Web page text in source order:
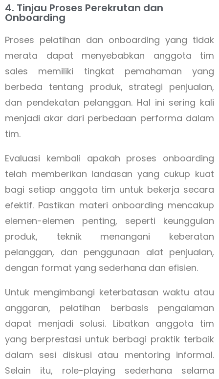
4. Tinjau Proses Perekrutan dan
Onboarding
Proses pelatihan dan onboarding yang tidak
merata dapat menyebabkan anggota tim
sales memiliki tingkat pemahaman yang
berbeda tentang produk, strategi penjualan,
dan pendekatan pelanggan. Hal ini sering kali
menjadi akar dari perbedaan performa dalam
tim.
Evaluasi kembali apakah proses onboarding
telah memberikan landasan yang cukup kuat
bagi setiap anggota tim untuk bekerja secara
efektif. Pastikan materi onboarding mencakup
elemen-elemen penting, seperti keunggulan
produk, teknik menangani keberatan
pelanggan, dan penggunaan alat penjualan,
dengan format yang sederhana dan efisien.
Untuk mengimbangi keterbatasan waktu atau
anggaran, pelatihan berbasis pengalaman
dapat menjadi solusi. Libatkan anggota tim
yang berprestasi untuk berbagi praktik terbaik
dalam sesi diskusi atau mentoring informal.
Selain itu, role-playing sederhana selama